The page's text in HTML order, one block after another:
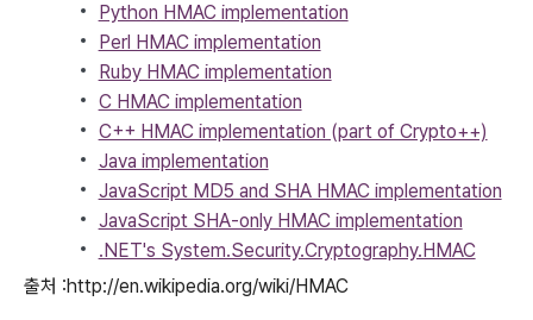
Python HMAC implementation
Perl HMAC implementation
Ruby HMAC implementation
C HMAC implementation
C++ HMAC implementation (part of Crypto++)
Java implementation
JavaScript MD5 and SHA HMAC implementation
JavaScript SHA-only HMAC implementation
.NET's System.Security.Cryptography.HMAC
출처 :http://en.wikipedia.org/wiki/HMAC